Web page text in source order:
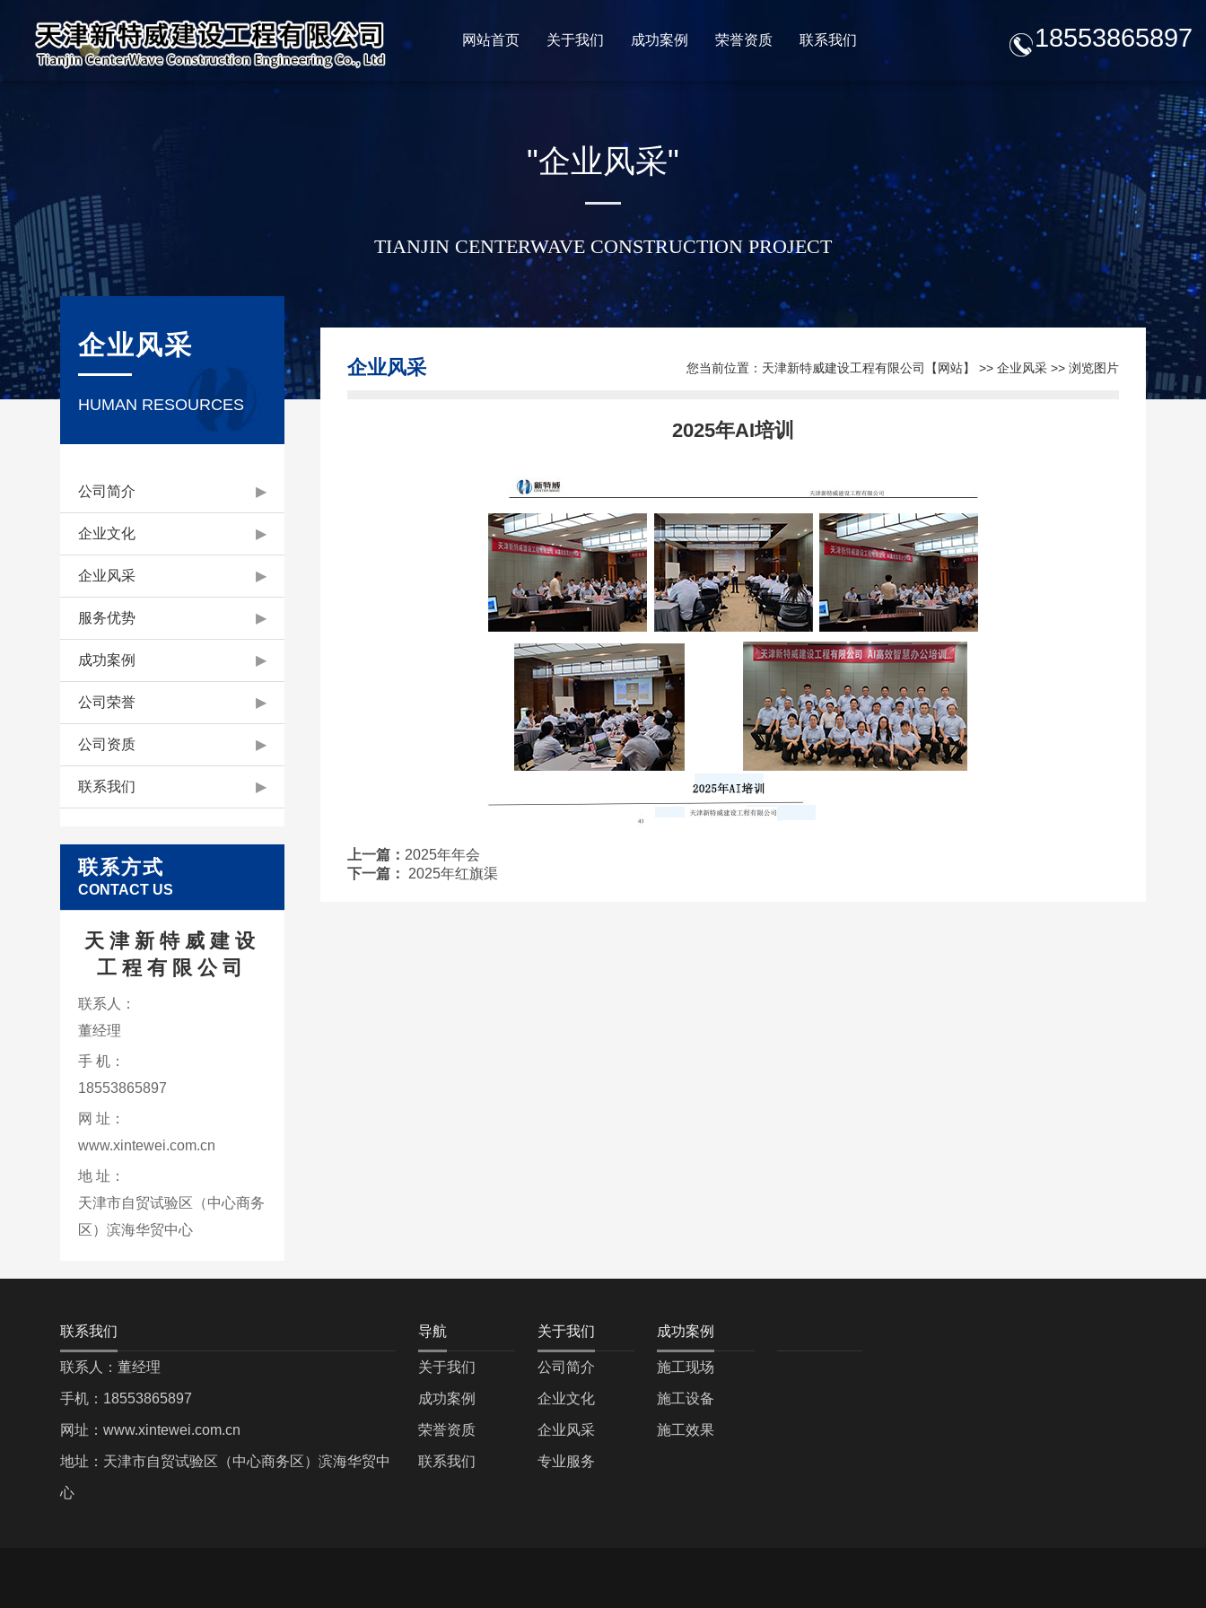
网站首页 关于我们 成功案例 荣誉资质 联系我们 18553865897
"企业风采"
TIANJIN CENTERWAVE CONSTRUCTION PROJECT
企业风采
HUMAN RESOURCES
公司简介 ▶
企业文化 ▶
企业风采 ▶
服务优势 ▶
成功案例 ▶
公司荣誉 ▶
公司资质 ▶
联系我们 ▶
联系方式
CONTACT US
天津新特威建设
工程有限公司
联系人：
董经理
手 机：
18553865897
网 址：
www.xintewei.com.cn
地 址：
天津市自贸试验区（中心商务
区）滨海华贸中心
企业风采 您当前位置： 天津新特威建设工程有限公司【网站】 >> 企业风采>> 浏览图片
2025年AI培训
上一篇： 2025年年会
下一篇：
2025年红旗渠
联系我们
联系人：董经理
手机：18553865897
网址：www.xintewei.com.cn
地址：天津市自贸试验区（中心商务区）滨海华贸中
心
导航
关于我们
成功案例
荣誉资质
联系我们
关于我们
公司简介
企业文化
企业风采
专业服务
成功案例
施工现场
施工设备
施工效果